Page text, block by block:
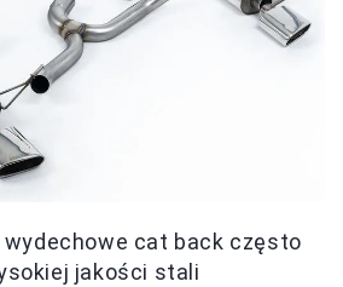
wydechowe cat back często
jakości stali